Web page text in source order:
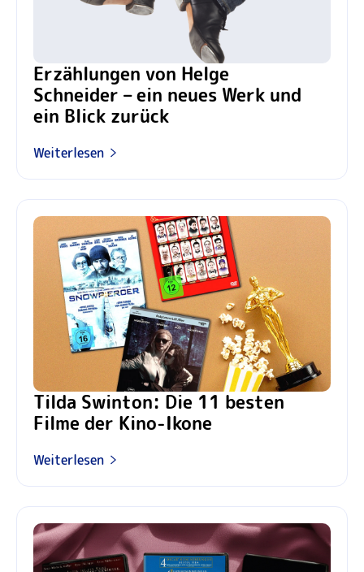
Erzählungen von Helge
Schneider – ein neues Werk und
ein Blick zurück
Weiterlesen
Tilda Swinton: Die 11 besten
Filme der Kino-Ikone
Weiterlesen